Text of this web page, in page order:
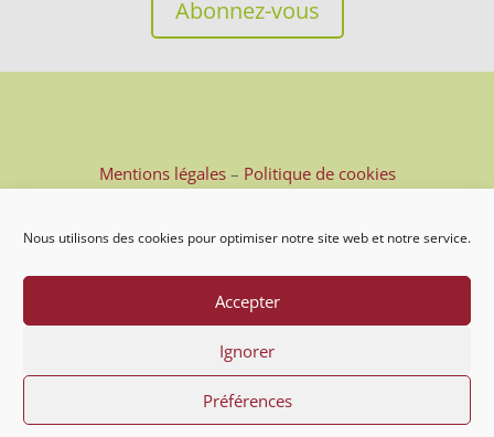
Nous utilisons des cookies pour optimiser notre site web et notre service.
Accepter
Ignorer
Préférences
Mentions légales– Politique de cookies